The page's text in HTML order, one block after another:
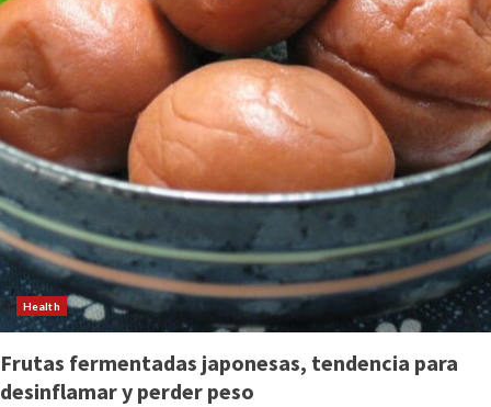
Health
Frutas fermentadas japonesas, tendencia para
desinflamar y perder peso